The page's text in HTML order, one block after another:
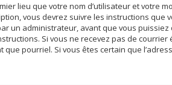
lieu que votre nom d’utilisateur et votre
vous devrez suivre les instructions
un administrateur, avant que vous
Si vous ne recevez pas de
que pourriel. Si vous êtes certain que